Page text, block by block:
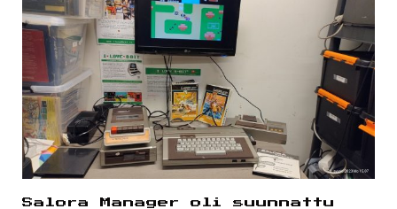
Salora Manager oli suunnattu